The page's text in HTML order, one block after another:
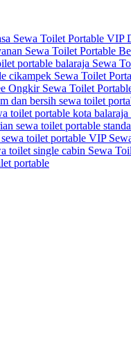
Sewa Toilet Portable VIP
Sewa Toilet Portable
portable balaraja Sewa
cikampek Sewa Toilet
Ongkir Sewa Toilet
dan bersih sewa toilet
toilet portable kota balaraja
sewa toilet portable
sewa toilet portable VIP
toilet single cabin Sewa
portable